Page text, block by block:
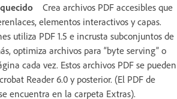
Crea archivos PDF accesibles que
elementos interactivos y capas.
utiliza PDF 1.5 e incrusta subconjuntos de
optimiza archivos para “byte serving” o
cada vez. Estos archivos PDF se pueden
Reader 6.0 y posterior. (El PDF de
encuentra en la carpeta Extras).